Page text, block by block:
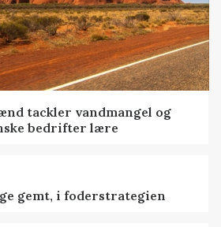
tackler vandmangel og
bedrifter lære
gemt, i foderstrategien